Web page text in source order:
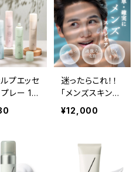
プエッセ
プレー 18
皮＆ボ
美容液≫
迷ったらこれ！！
「メンズスキンケ
ア」4点セット
¥12,000